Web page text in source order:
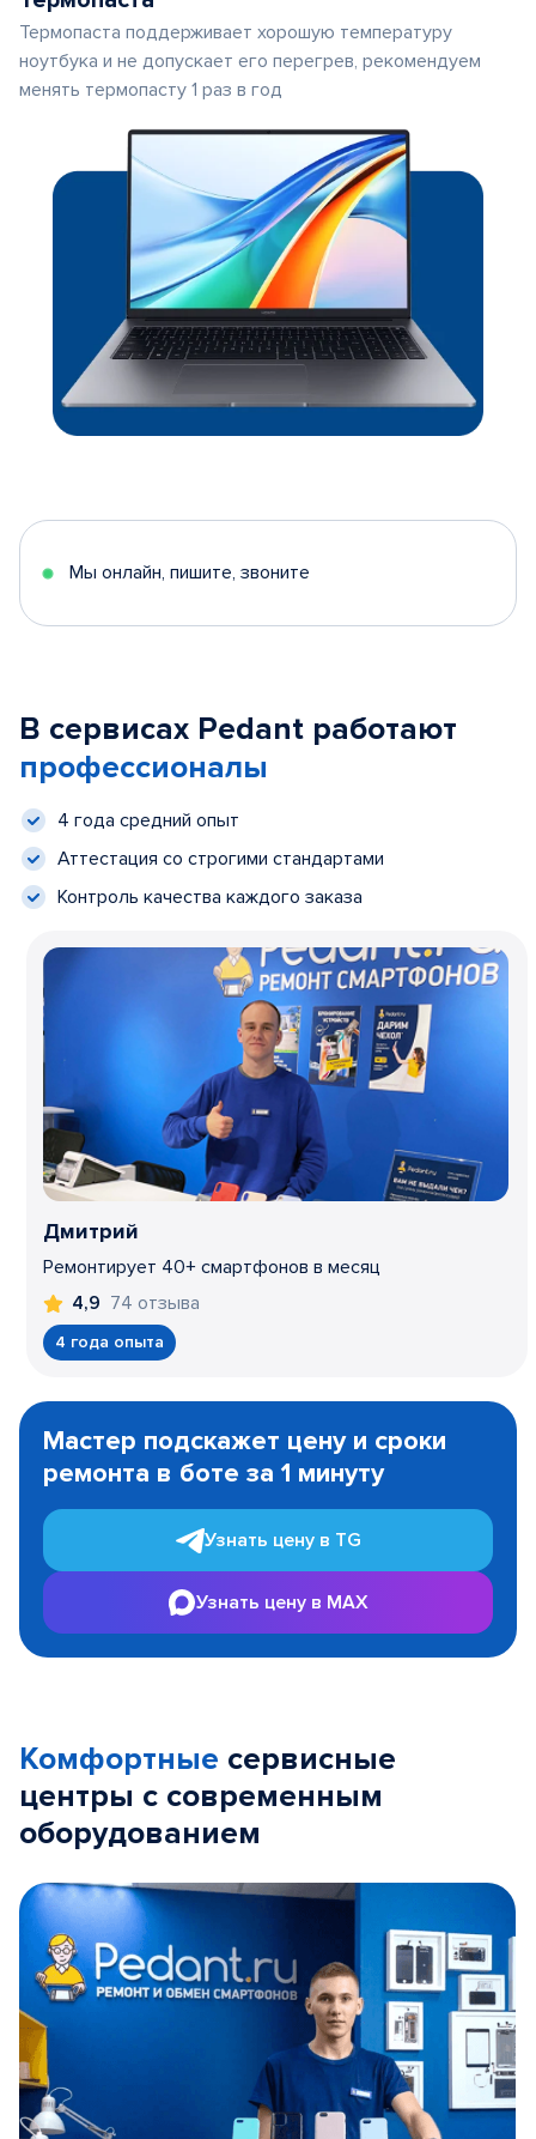
Термопаста поддерживает хорошую температуру
ноутбука и не допускает его перегрев, рекомендуем
менять термопасту 1 раз в год
Мы онлайн, пишите, звоните
В сервисах Pedant работают
профессионалы
4 года средний опыт
Аттестация со строгими стандартами
Контроль качества каждого заказа
Дмитрий
Ремонтирует 40+ смартфонов в месяц
4,9 74 отзыва
4 года опыта
1
Мастер подскажет цену и сроки
ремонта в боте за 1 минуту
Узнать цену в TG
Узнать цену в MAX
Комфортные сервисные
центры с современным
оборудованием